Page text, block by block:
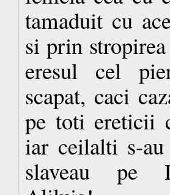
tamaduit cu
si prin
eresul cel
scapat, caci
pe toti ereticii
iar ceilalti s-
slaveau pe